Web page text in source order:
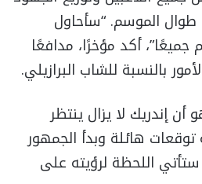
طوال الموسم. “سأحاول
أكد مؤخرًا، مدافعًا
بالنسبة للشاب البرازيلي.
إندريك لا يزال ينتظر
توقعات هائلة وبدأ الجمهور
اللحظة لرؤيته على